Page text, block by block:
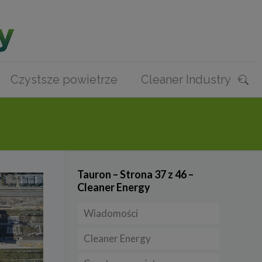
Czystsze powietrze Cleaner Industry
Tauron – Strona 37 z 46 –
Cleaner Energy
Wiadomości
Firmy
Cleaner Energy